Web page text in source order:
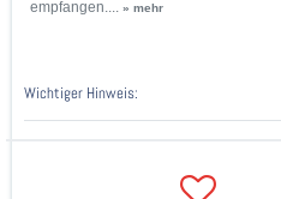
empfangen.... » mehr
Wichtiger Hinweis: